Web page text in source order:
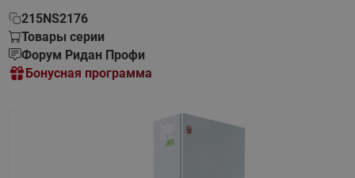
215NS2176
Товары серии
Форум Ридан Профи
Бонусная программа